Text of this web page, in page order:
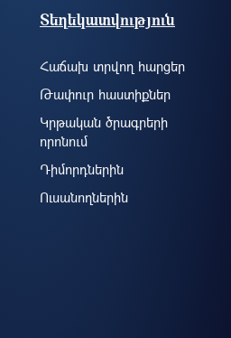
Տեղեկատվություն
Հաճախ տրվող հարցեր
Թափուր հաստիքներ
Կրթական ծրագրերի
որոնում
Դիմորդներին
Ուսանողներին